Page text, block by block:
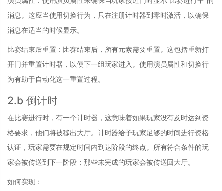
消息。这应当使用切换行为，只在注册计时器到零时激活，以确保
消息在适当的时候显示。
比赛结束后重置： 比赛结束后，所有元素需要重置。这包括重新打
开门并重置计时器，以便下一组玩家进入。使用演员属性和切换行
为有助于自动化这一重置过程。
2.b 倒计时
在比赛进行时，有一个计时器，这意味着如果玩家没有及时达到资
格要求，他们将被移出大厅。计时器给予玩家足够的时间进行资格
认证，玩家需要在规定时间内到达阶段的终点。所有符合条件的玩
家会被传送到下一阶段；那些未完成的玩家会被传送回大厅。
如何实现：